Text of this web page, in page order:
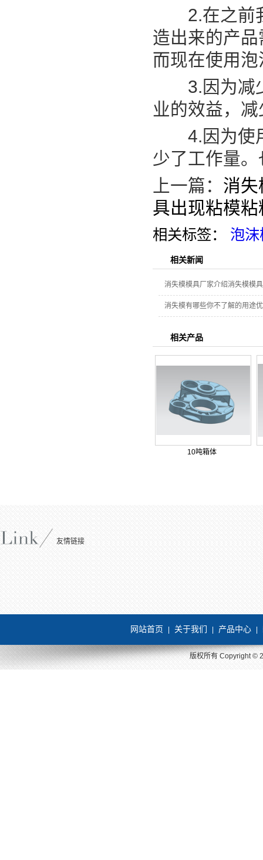
2.在之前我
造出来的产
而现在使用
3.因为减少
业的效益，
4.因为使用
少了工作量
上一篇： 消失
具出现粘模
相关标签： 泡
相关新闻
消失模模具厂家介绍消失模模
消失模有哪些你不了解的用途
相关产品
10吨箱体
友情链接
网站首页 关于我们 产品中心
版权所有 Copyright ©